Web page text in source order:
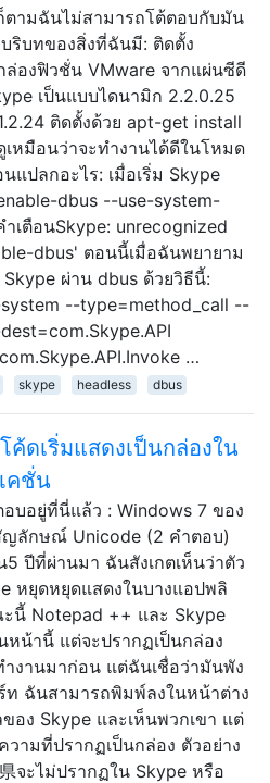
ตามฉันไม่สามารถโต้ตอบกับมัน
ริบทของสิ่งที่ฉันมี: ติดตั้ง
ล่องฟิวชั่น VMware จากแผ่นซีดี
เป็นแบบไดนามิก 2.2.0.25
ติดตั้งด้วย apt-get install
เหมือนว่าจะทำงานได้ดีในโหมด
แปลกอะไร: เมื่อเริ่ม Skype
dbus --use-system-
เตือนSkype: unrecognized
dbus' ตอนนี้เมื่อฉันพยายาม
ผ่าน dbus ด้วยวิธีนี้:
--type=method_call --
…
skype headless dbus
ค้ดเริ่มแสดงเป็นกล่องใน
คชั่น
บอยู่ที่นี่แล้ว : Windows 7 ของ
ลักษณ์ Unicode (2 คำตอบ)
5 ปีที่ผ่านมา ฉันสังเกตเห็นว่าตัว
หยุดหยุดแสดงในบางแอปพลิ
นี้ Notepad ++ และ Skype
หน้านี้ แต่จะปรากฏเป็นกล่อง
งานมาก่อน แต่ฉันเชื่อว่ามันพัง
ท ฉันสามารถพิมพ์ลงในหน้าต่าง
อง Skype และเห็นพวกเขา แต่
วามที่ปรากฏเป็นกล่อง ตัวอย่าง
จะไม่ปรากฏใน Skype หรือ